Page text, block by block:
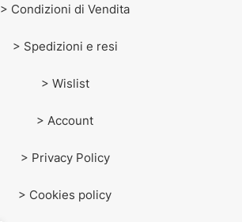
> Condizioni di Vendita
> Spedizioni e resi
> Wislist
> Account
> Privacy Policy
> Cookies policy